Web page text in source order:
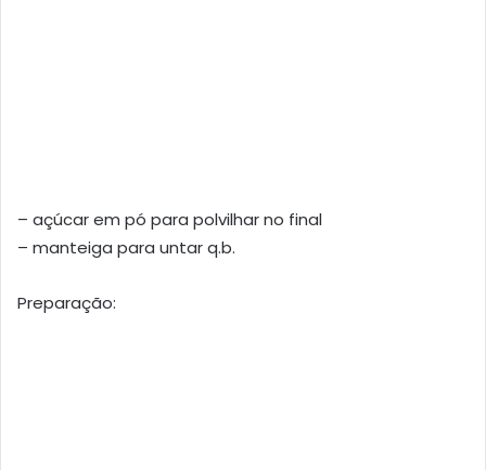
– açúcar em pó para polvilhar no final
– manteiga para untar q.b.
Preparação: